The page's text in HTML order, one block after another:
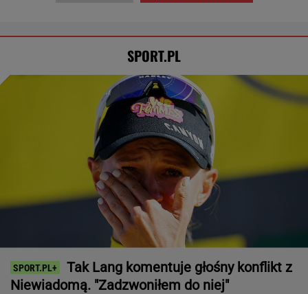
SPORT.PL
Tak Lang komentuje głośny konflikt z
Niewiadomą. "Zadzwoniłem do niej"